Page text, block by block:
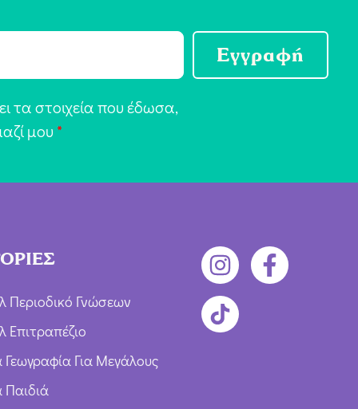
τα στοιχεία που έδωσα,
μου *
Εγγραφή
Περιοδικό Γνώσεων
Επιτραπέζιο
Γεωγραφία Για Μεγάλους
Παιδιά